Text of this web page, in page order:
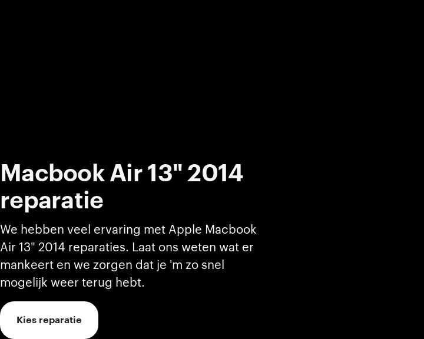
Macbook Air 13" 2014
reparatie
We hebben veel ervaring met Apple Macbook
Air 13" 2014 reparaties. Laat ons weten wat er
mankeert en we zorgen dat je 'm zo snel
mogelijk weer terug hebt.
Kies reparatie